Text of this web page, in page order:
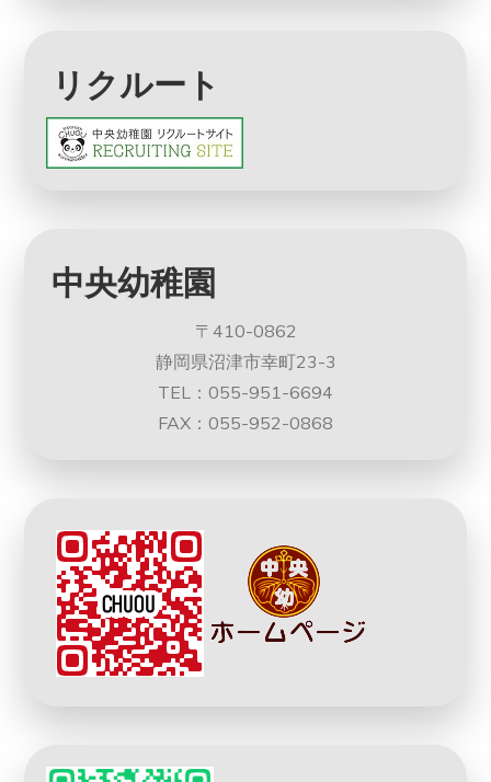
リクルート
中央幼稚園
〒410-0862
静岡県沼津市幸町23-3
TEL：055-951-6694
FAX：055-952-0868